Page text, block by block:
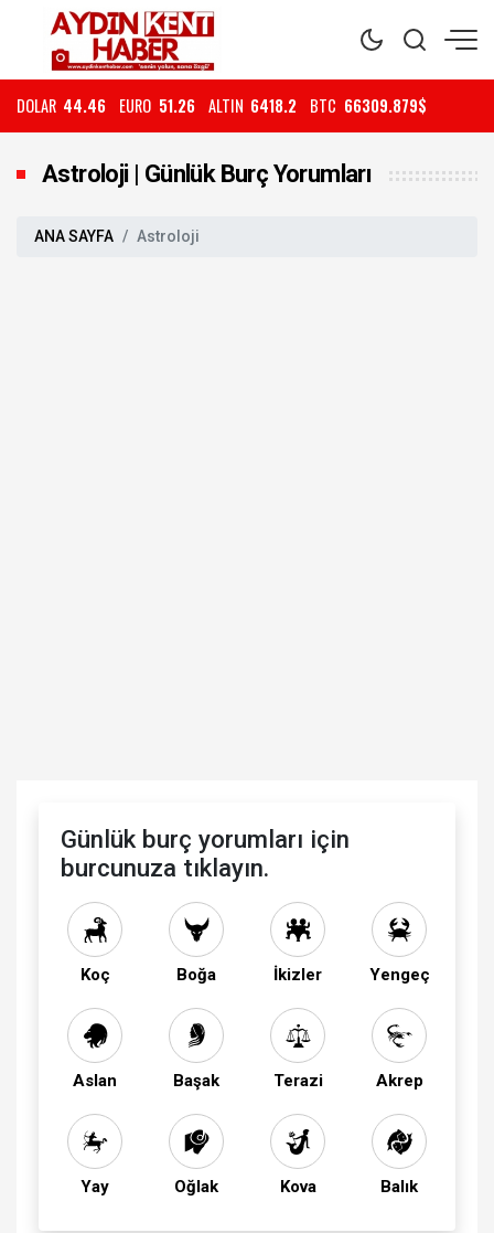
DOLAR 44.46 EURO 51.26 ALTIN 6418.2 BTC 66309.879$
Astroloji | Günlük Burç Yorumları
ANA SAYFA Astroloji
Günlük burç yorumları için
burcunuza tıklayın.
Koç Boğa İkizler Yengeç
Aslan Başak Terazi Akrep
Yay Oğlak Kova Balık